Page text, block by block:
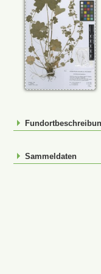
Sammeldaten